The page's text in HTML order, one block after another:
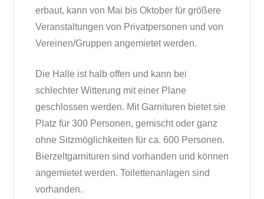
erbaut, kann von Mai bis Oktober für größere
Veranstaltungen von Privatpersonen und von
Vereinen/Gruppen angemietet werden.
Die Halle ist halb offen und kann bei
schlechter Witterung mit einer Plane
geschlossen werden. Mit Garnituren bietet sie
Platz für 300 Personen, gemischt oder ganz
ohne Sitzmöglichkeiten für ca. 600 Personen.
Bierzeltgarnituren sind vorhanden und können
angemietet werden. Toilettenanlagen sind
vorhanden.